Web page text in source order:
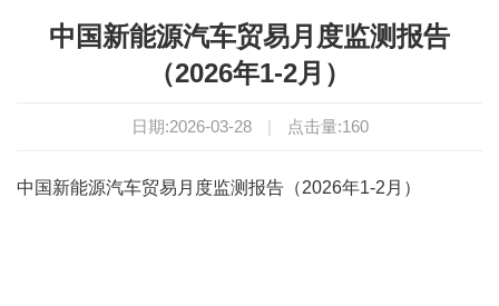
中国新能源汽车贸易月度监测报告
（2026年1-2月）
日期:2026-03-28 | 点击量:160
中国新能源汽车贸易月度监测报告（2026年1-2月）